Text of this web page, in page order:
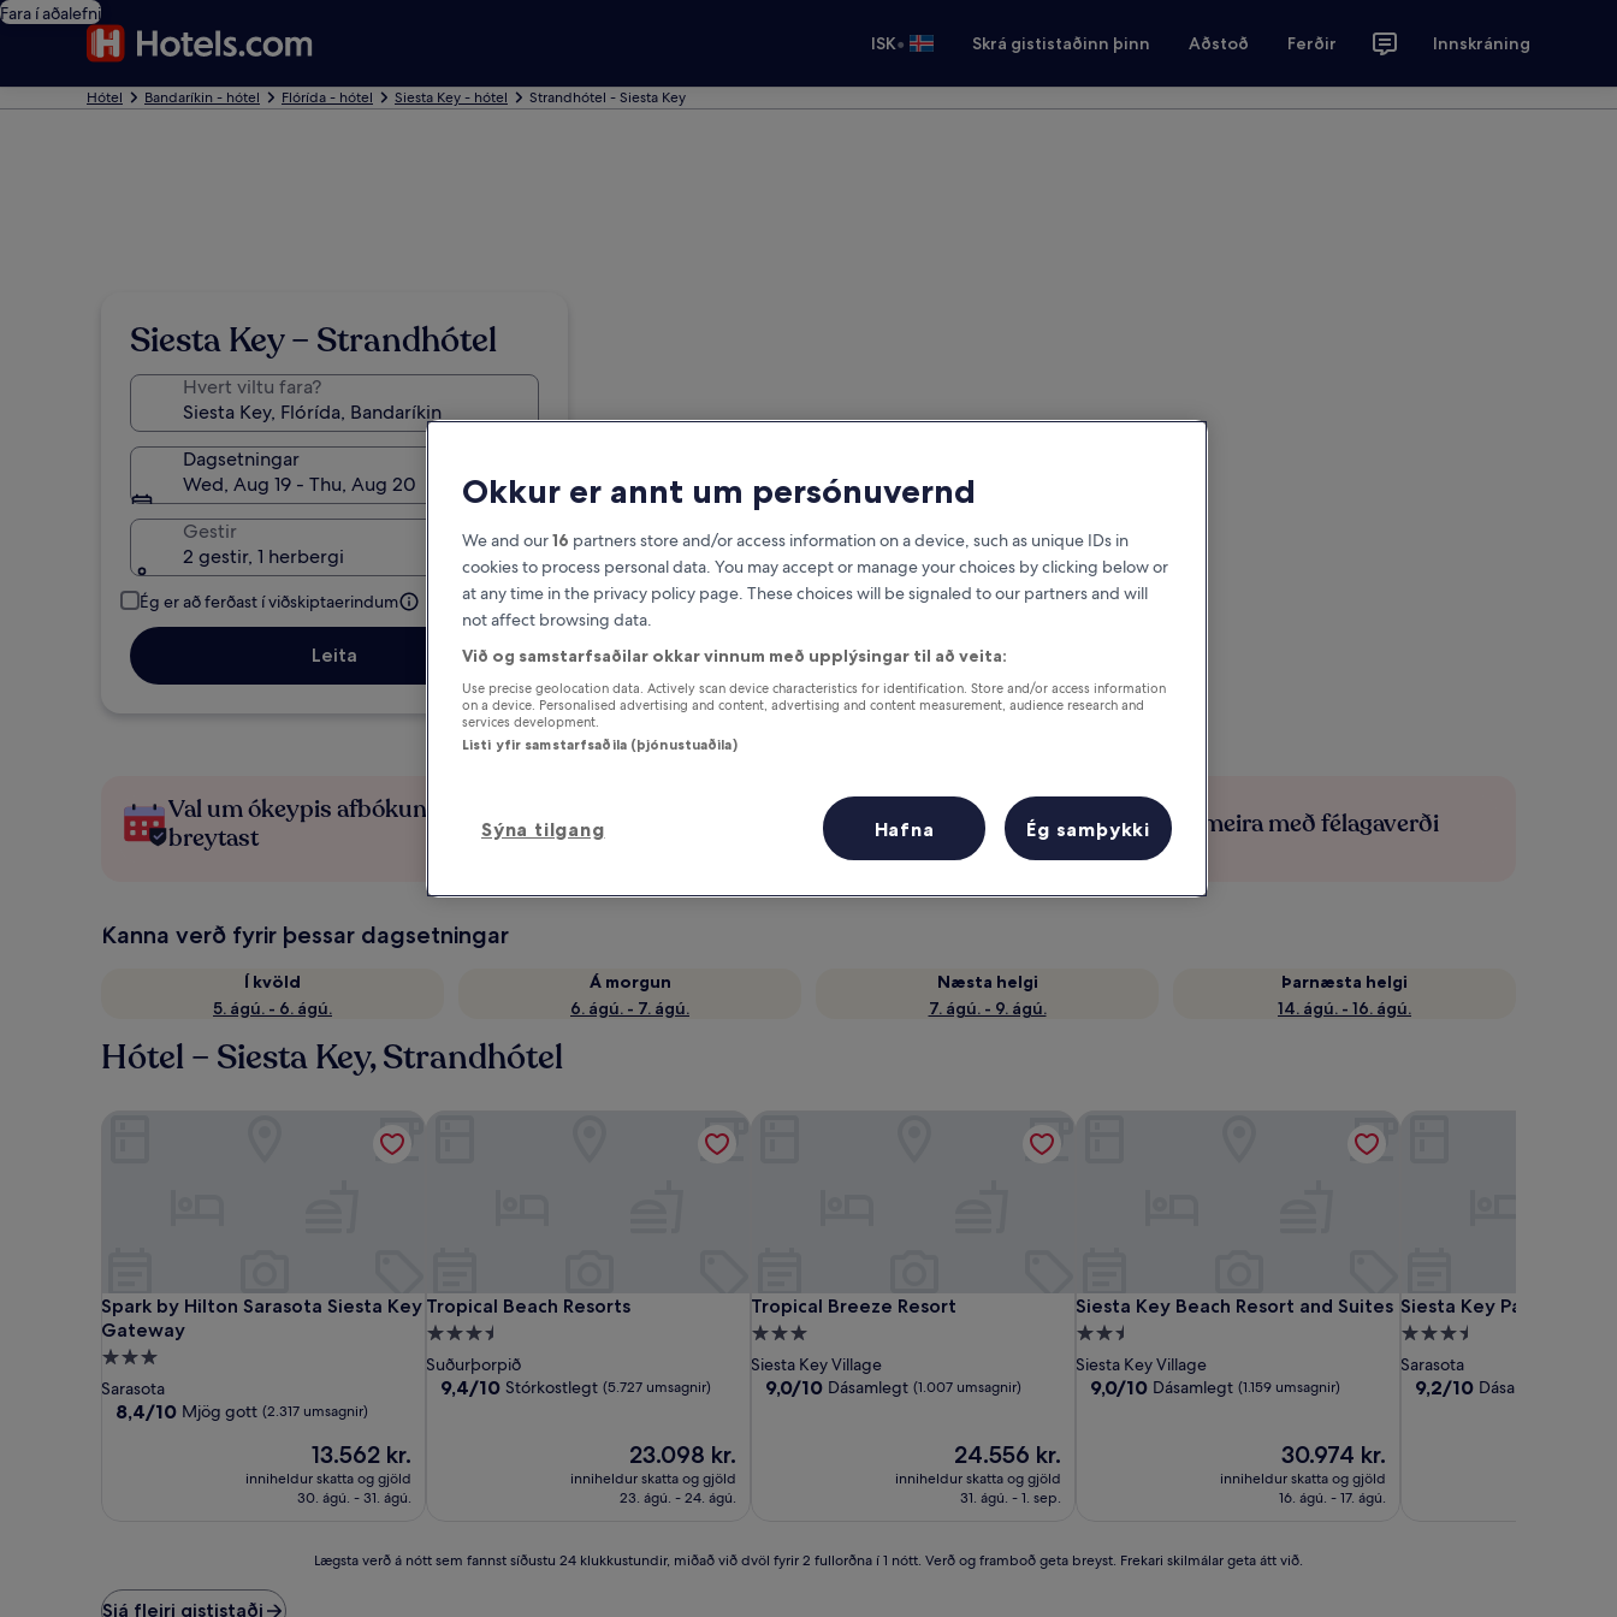
Fara í aðalefni
ISK• Skrá gististaðinn þinn Aðstoð Ferðir Innskráning
Hótel Bandaríkin - hótel Flórída - hótel Siesta Key - hótel Strandhótel - Siesta Key
Siesta Key – Strandhótel
Hvert viltu fara?
Dagsetningar
Wed, Aug 19 - Thu, Aug 20
Gestir
2 gestir, 1 herbergi
Ég er að ferðast í viðskiptaerindum
Leita
Val um ókeypis afbókun ef áætlanir
breytast
Fáðu ávinning fyrir hverja nótt sem
Sparaðu meira með félagaverði
Kanna verð fyrir þessar dagsetningar
Í kvöld
5. ágú. - 6. ágú.
Á morgun
6. ágú. - 7. ágú.
Næsta helgi
7. ágú. - 9. ágú.
Þarnæsta helgi
14. ágú. - 16. ágú.
Hótel – Siesta Key, Strandhótel
Spark by Hilton Sarasota Siesta Key
Gateway
Spark by Hilton Sarasota Siesta Key Gateway
3.0
stjörnu
gististaður
Sarasota
8.4
8,4/10 Mjög gott (2.317 umsagnir)
Verðið
er
13.562 kr.
13.562 kr.
inniheldur skatta og gjöld
30. ágú. - 31. ágú.
Spark by Hilton Sarasota Siesta Key Gateway
Tropical Beach Resorts
Tropical Beach Resorts
3.5
stjörnu
gististaður
Suðurþorpið
9.4
9,4/10 Stórkostlegt (5.727 umsagnir)
Verðið
er
23.098 kr.
23.098 kr.
inniheldur skatta og gjöld
23. ágú. - 24. ágú.
Tropical Breeze Resort
Tropical Breeze Resort
3.0
stjörnu
gististaður
Siesta Key Village
9.0
9,0/10 Dásamlegt (1.007 umsagnir)
Verðið
er
24.556 kr.
24.556 kr.
inniheldur skatta og gjöld
31. ágú. - 1. sep.
Siesta Key Beach Resort and Suites
Siesta Key Beach Resort and Suites
2.5
stjörnu
gististaður
Siesta Key Village
9.0
9,0/10 Dásamlegt (1.159 umsagnir)
Verðið
er
30.974 kr.
30.974 kr.
inniheldur skatta og gjöld
16. ágú. - 17. ágú.
Siesta Key Beach Resort and Suites
Siesta Key Palms Resort
Siesta Key Palms Resort
3.5
stjörnu
gististaður
Sarasota
9.2
9,2/10 Dásamlegt
á
Lægsta verð á nótt sem fannst síðustu 24 klukkustundir, miðað við dvöl fyrir 2 fullorðna í 1 nótt. Verð og framboð geta breyst. Frekari skilmálar geta átt við.
Sjá fleiri gististaði
Okkur er annt um persónuvernd
We and our16 partners store and/or access information on a device, such as unique IDs in
cookies to process personal data. You may accept or manage your choices by clicking below or
at any time in the privacy policy page. These choices will be signaled to our partners and will
not affect browsing data.
Við og samstarfsaðilar okkar vinnum með upplýsingar til að veita:
Use precise geolocation data. Actively scan device characteristics for identification. Store and/or access information
on a device. Personalised advertising and content, advertising and content measurement, audience research and
services development.
Listi yfir samstarfsaðila (þjónustuaðila)
Sýna tilgang Hafna Ég samþykki